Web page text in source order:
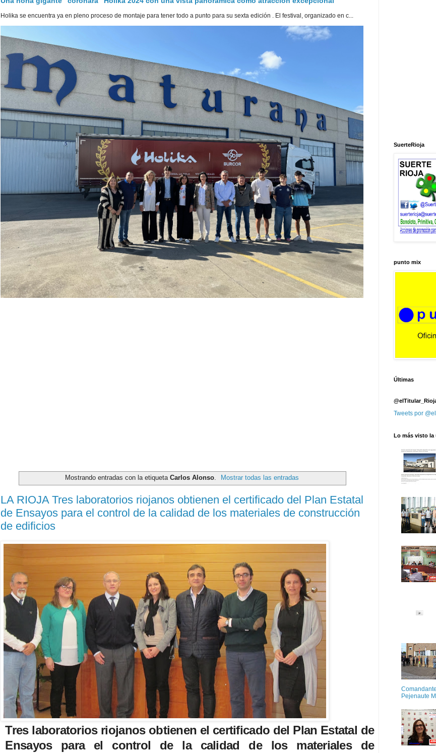
Holika se encuentra ya en pleno proceso de montaje para tener todo a punto para su sexta edición . El festival, organizado en c...
Mostrando entradas con la etiqueta Carlos Alonso. Mostrar todas las entradas
LA RIOJA Tres laboratorios riojanos obtienen el certificado del Plan Estatal
de Ensayos para el control de la calidad de los materiales de construcción
de edificios
Tres laboratorios riojanos obtienen el certificado del Plan Estatal de
Ensayos para el control de la calidad de los materiales de
SuerteRioja
punto mix
Últimas
Tweets por
Lo más visto la
Pejenaute